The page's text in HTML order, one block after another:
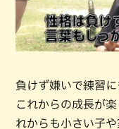
負けず嫌いで練習に
これからの成長が
れからも小さい子